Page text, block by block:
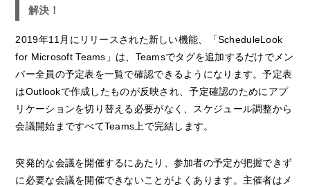
解決！
2019年11月にリリースされた新しい機能、「ScheduleLook
for Microsoft Teams」は、Teamsでタグを追加するだけでメン
バー全員の予定表を一覧で確認できるようになります。予定表
はOutlookで作成したものが反映され、予定確認のためにアプ
リケーションを切り替える必要がなく、スケジュール調整から
会議開始まですべてTeams上で完結します。
突発的な会議を開催するにあたり、参加者の予定が把握できず
に必要な会議を開催できないことがよくあります。主催者はメ